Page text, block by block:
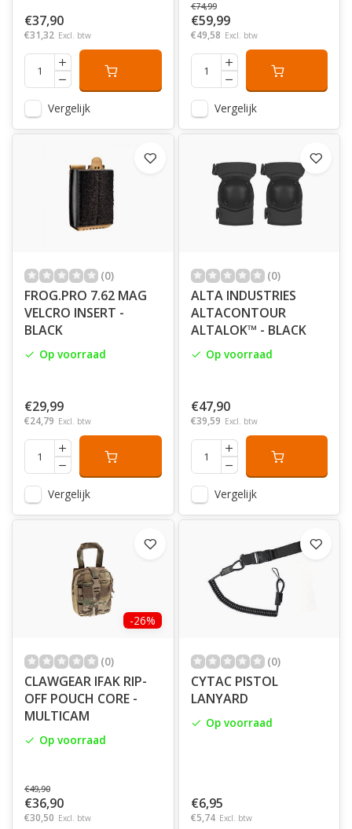
€37,90
€31,32 Excl. btw
Vergelijk
€74,99
€59,99
€49,58 Excl. btw
Vergelijk
(0)
FROG.PRO 7.62 MAG
VELCRO INSERT -
BLACK
Op voorraad
€29,99
€24,79 Excl. btw
Vergelijk
(0)
ALTA INDUSTRIES
ALTACONTOUR
ALTALOK™ - BLACK
Op voorraad
€47,90
€39,59 Excl. btw
Vergelijk
-26%
(0)
CLAWGEAR IFAK RIP-
OFF POUCH CORE -
MULTICAM
Op voorraad
€49,90
€36,90
€30,50 Excl. btw
(0)
CYTAC PISTOL
LANYARD
Op voorraad
€6,95
€5,74 Excl. btw